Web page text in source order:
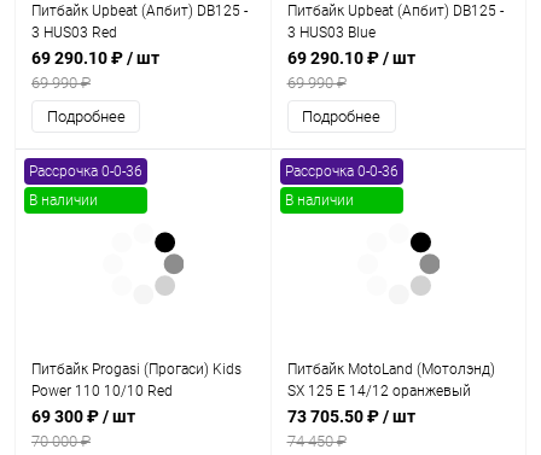
Питбайк Upbeat (Апбит) DB125 -
3 HUS03 Red
69 290.10 ₽/ шт
69 990 ₽
Подробнее
Питбайк Upbeat (Апбит) DB125 -
3 HUS03 Blue
69 290.10 ₽/ шт
69 990 ₽
Подробнее
Рассрочка 0-0-36
В наличии
Питбайк Progasi (Прогаси) Kids
Power 110 10/10 Red
69 300 ₽/ шт
70 000 ₽
Рассрочка 0-0-36
В наличии
Питбайк MotoLand (Мотолэнд)
SX 125 E 14/12 оранжевый
73 705.50 ₽/ шт
74 450 ₽